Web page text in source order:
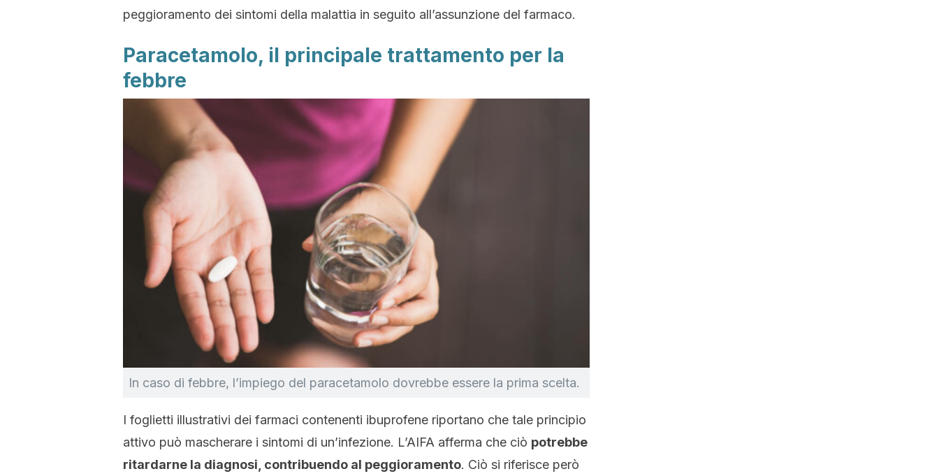
peggioramento dei sintomi della malattia in seguito all’assunzione del farmaco.
Paracetamolo, il principale trattamento per la
febbre
In caso di febbre, l’impiego del paracetamolo dovrebbe essere la prima scelta.
I foglietti illustrativi dei farmaci contenenti ibuprofene riportano che tale principio
attivo può mascherare i sintomi di un’infezione. L’AIFA afferma che ciò potrebbe
ritardarne la diagnosi, contribuendo al peggioramento. Ciò si riferisce però